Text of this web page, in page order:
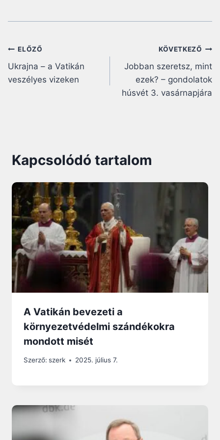
Bejegyzés
navigáció
ELŐZŐ
Ukrajna – a Vatikán
veszélyes vizeken
KÖVETKEZŐ
Jobban szeretsz, mint
ezek? – gondolatok
húsvét 3. vasárnapjára
Kapcsolódó tartalom
A Vatikán bevezeti a
környezetvédelmi szándékokra
mondott misét
Szerző: szerk 2025. július 7.